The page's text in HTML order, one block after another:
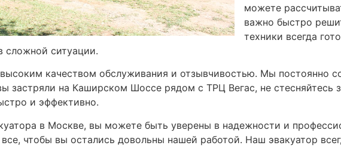
можете
важно быстро
техники всегда
сложной ситуации.
качеством обслуживания и отзывчивостью. Мы постоянно
застряли на Каширском Шоссе рядом с ТРЦ Вегас, не стесняйтесь
и эффективно.
в Москве, вы можете быть уверены в надежности и
чтобы вы остались довольны нашей работой. Наш эвакуатор